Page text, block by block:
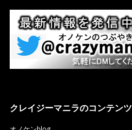
クレイジーマニラのコンテンツ